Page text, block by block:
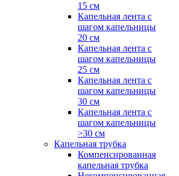
15 см
Капельная лента с
шагом капельницы
20 см
Капельная лента с
шагом капельницы
25 см
Капельная лента с
шагом капельницы
30 см
Капельная лента с
шагом капельницы
>30 см
Капельная трубка
Компенсированная
капельная трубка